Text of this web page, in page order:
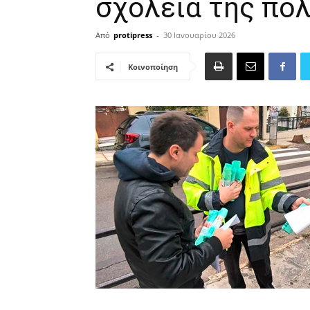
σχολεία της
Από protipress - 30 Ιανουαρίου 2026
Κοινοποίηση